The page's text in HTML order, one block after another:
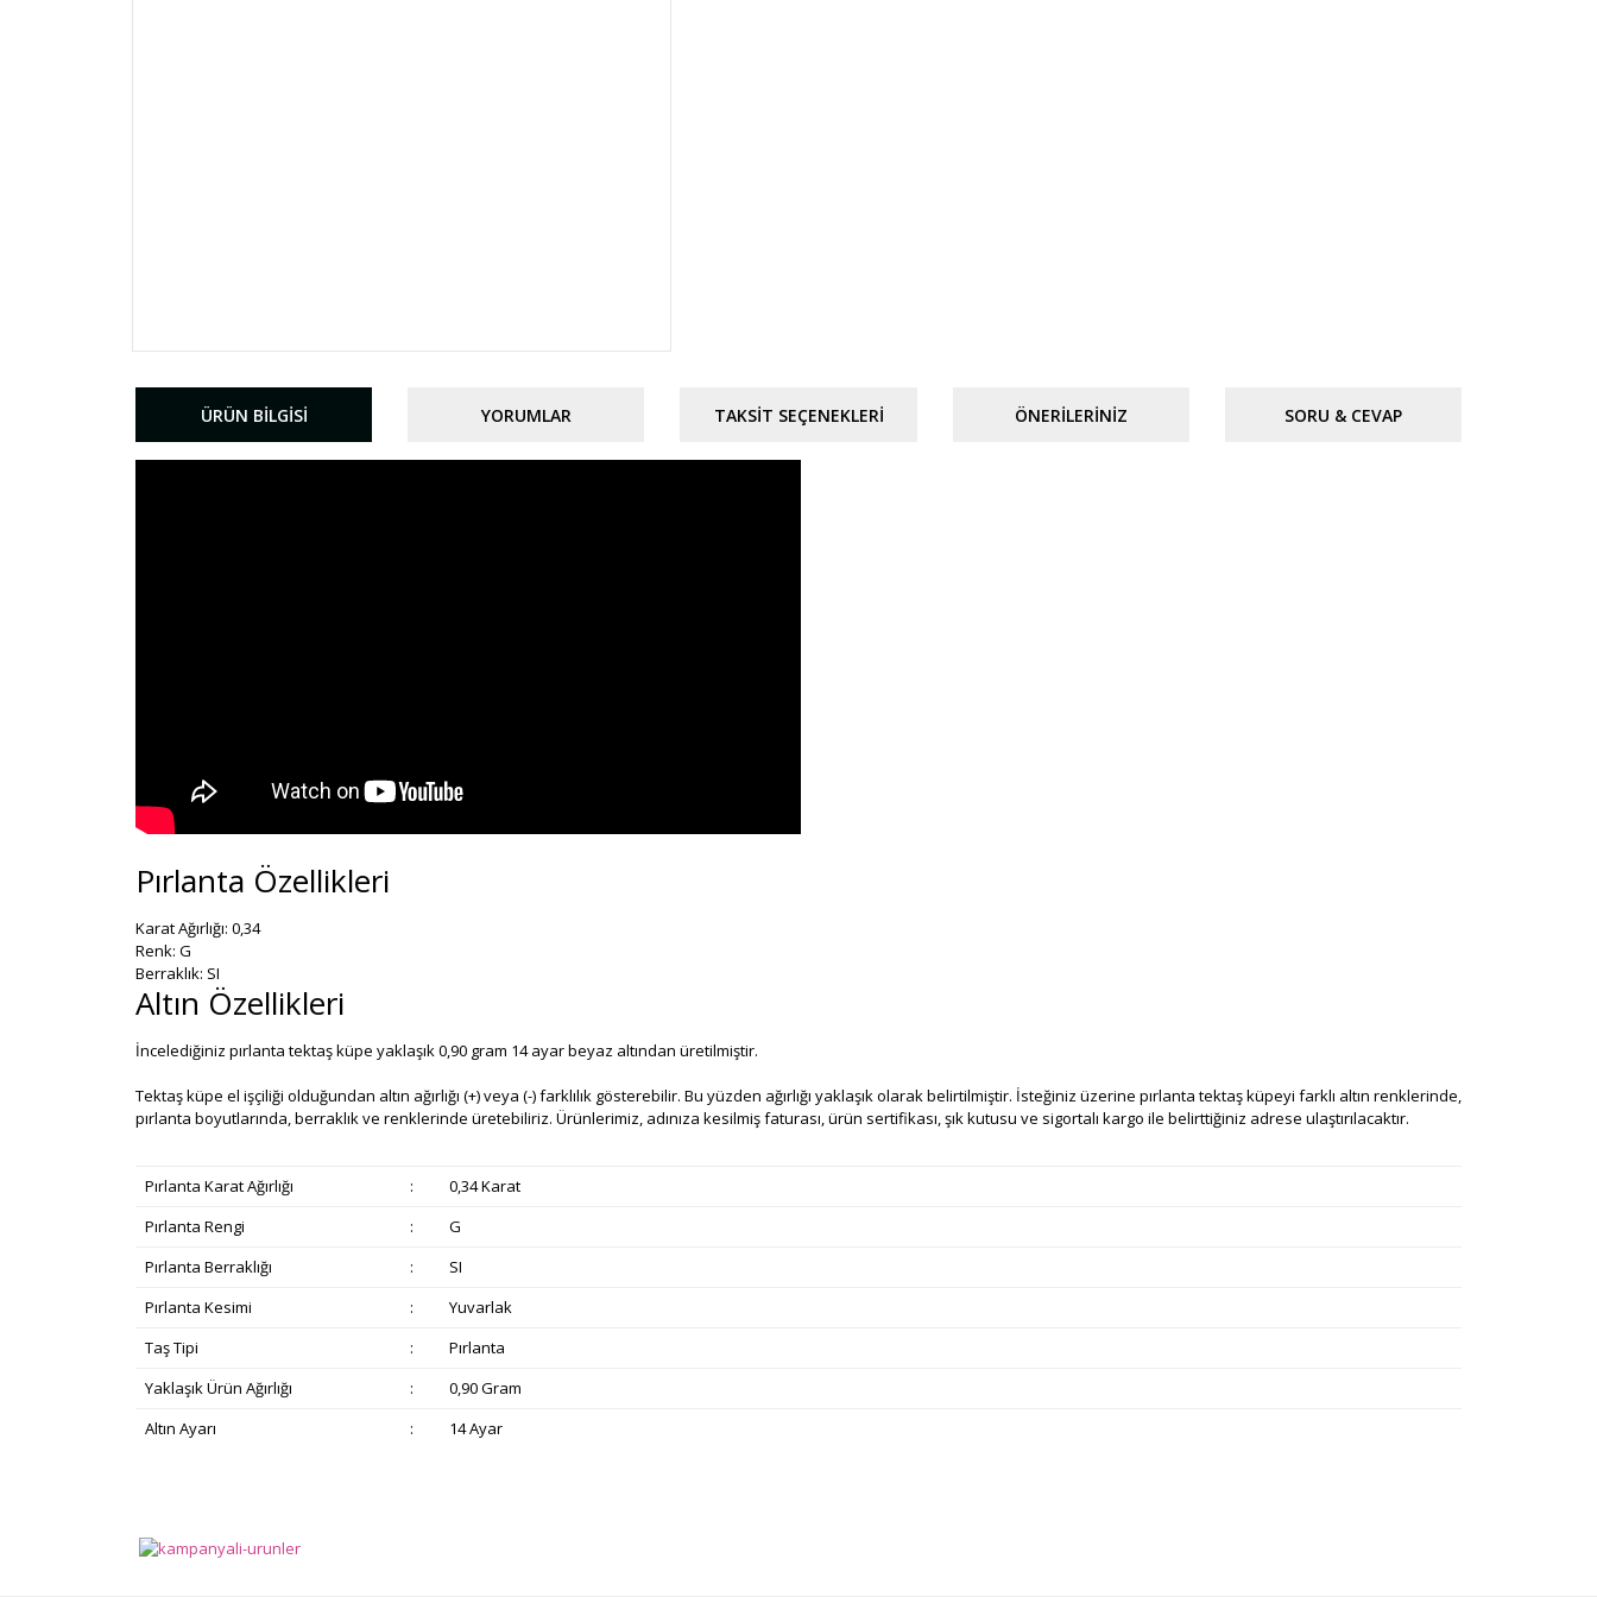
ÜRÜN BILGISI YORUMLAR TAKSIT SEÇENEKLERI ÖNERILERINIZ SORU & CEVAP
Pırlanta Özellikleri
Karat Ağırlığı: 0,34
Renk: G
Berraklık: SI
Altın Özellikleri
İncelediğiniz pırlanta tektaş küpe yaklaşık 0,90 gram 14 ayar beyaz altından üretilmiştir.
Tektaş küpe el işçiliği olduğundan altın ağırlığı (+) veya (-) farklılık gösterebilir. Bu yüzden ağırlığı yaklaşık olarak belirtilmiştir. İsteğiniz üzerine pırlanta tektaş küpeyi farklı altın renklerinde,
pırlanta boyutlarında, berraklık ve renklerinde üretebiliriz. Ürünlerimiz, adınıza kesilmiş faturası, ürün sertifikası, şık kutusu ve sigortalı kargo ile belirttiğiniz adrese ulaştırılacaktır.
Pırlanta Karat Ağırlığı :
0,34 Karat
Pırlanta Rengi
:
G
Pırlanta Berraklığı
:
SI
Pırlanta Kesimi
:
Yuvarlak
Taş Tipi
:
Pırlanta
Yaklaşık Ürün Ağırlığı
:
0,90 Gram
Altın Ayarı
: 14 Ayar